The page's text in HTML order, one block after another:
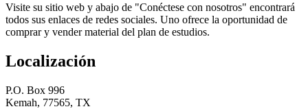
Visite su sitio web y abajo de "Conéctese con nosotros" encontrará
todos sus enlaces de redes sociales. Uno ofrece la oportunidad de
comprar y vender material del plan de estudios.
Localización
P.O. Box 996
Kemah, 77565, TX